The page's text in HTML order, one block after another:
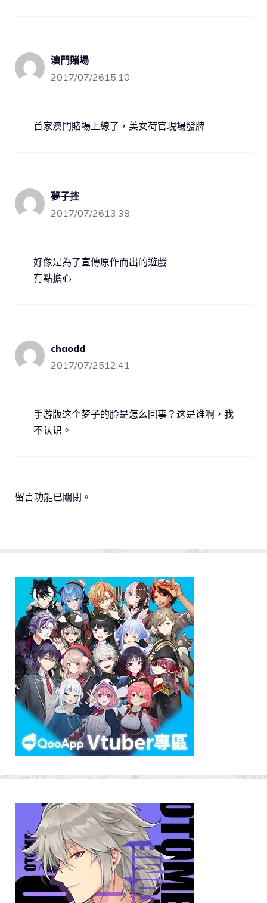
澳門賭場
2017/07/2615:10
首家澳門賭場上線了，美女荷官現場發牌
夢子控
2017/07/2613:38
好像是為了宣傳原作而出的遊戲
有點擔心
chaodd
2017/07/2512:41
手游版这个梦子的脸是怎么回事？这是谁啊，我
不认识。
留言功能已關閉。